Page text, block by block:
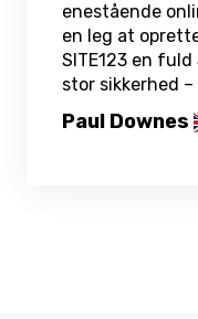
enestående
en leg at
SITE123 en
stor sikkerhed
Paul Downes